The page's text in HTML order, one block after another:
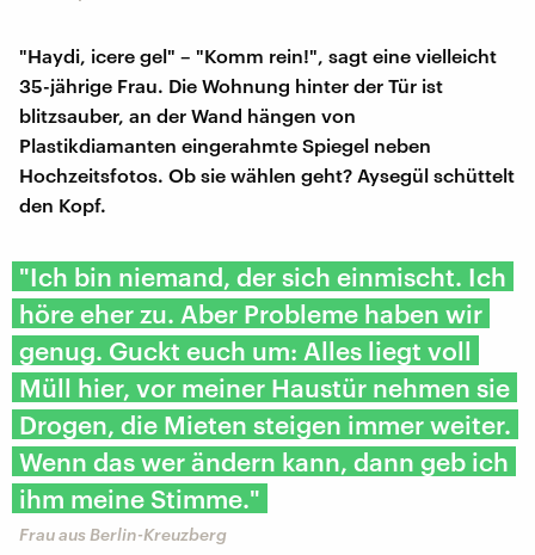
"Haydi, icere gel" – "Komm rein!", sagt eine vielleicht
35-jährige Frau. Die Wohnung hinter der Tür ist
blitzsauber, an der Wand hängen von
Plastikdiamanten eingerahmte Spiegel neben
Hochzeitsfotos. Ob sie wählen geht? Aysegül schüttelt
den Kopf.
"Ich bin niemand, der sich einmischt. Ich
höre eher zu. Aber Probleme haben wir
genug. Guckt euch um: Alles liegt voll
Müll hier, vor meiner Haustür nehmen sie
Drogen, die Mieten steigen immer weiter.
Wenn das wer ändern kann, dann geb ich
ihm meine Stimme."
Frau aus Berlin-Kreuzberg